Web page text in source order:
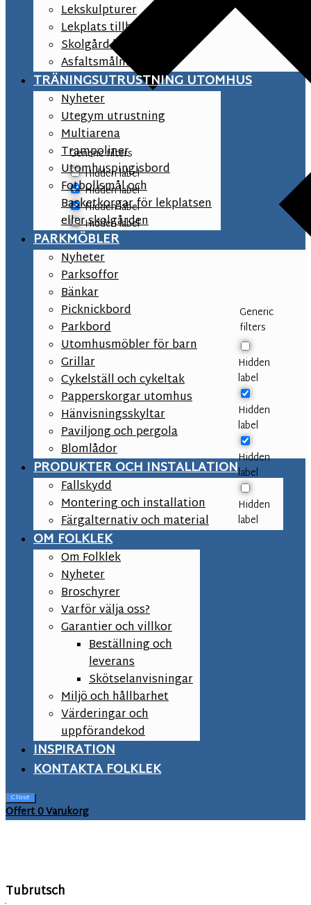
Generic filters
Hidden label
Hidden label
Hidden label
Hidden label
Generic
filters
Hidden
label
Hidden
label
Hidden
label
Hidden
label
Lekskulpturer
Lekplats tillbehör
Skolgård lekutrustning
Asfaltsmålningar
TRÄNINGSUTRUSTNING UTOMHUS
Nyheter
Utegym utrustning
Multiarena
Trampoliner
Utomhuspingisbord
Fotbollsmål och
Basketkorgar för lekplatsen
eller skolgården
PARKMÖBLER
Nyheter
Parksoffor
Bänkar
Picknickbord
Parkbord
Utomhusmöbler för barn
Grillar
Cykelställ och cykeltak
Papperskorgar utomhus
Hänvisningsskyltar
Paviljong och pergola
Blomlådor
PRODUKTER OCH INSTALLATION
Fallskydd
Montering och installation
Färgalternativ och material
OM FOLKLEK
Om Folklek
Nyheter
Broschyrer
Varför välja oss?
Garantier och villkor
Beställning och
leverans
Skötselanvisningar
Miljö och hållbarhet
Värderingar och
uppförandekod
INSPIRATION
KONTAKTA FOLKLEK
Close
Offert0Varukorg
Tubrutsch